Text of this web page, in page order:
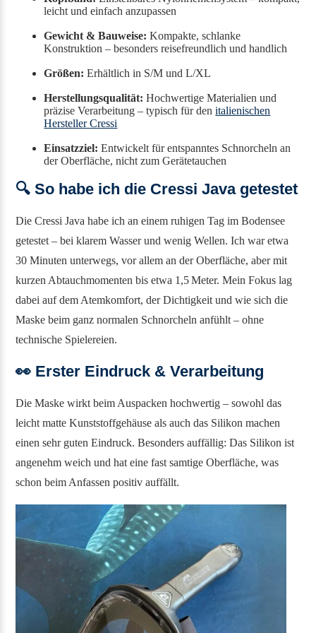
leicht und einfach anzupassen
Gewicht & Bauweise: Kompakte, schlanke
Konstruktion – besonders reisefreundlich und handlich
Größen: Erhältlich in S/M und L/XL
Herstellungsqualität: Hochwertige Materialien und
präzise Verarbeitung – typisch für denitalienischen
Hersteller Cressi
Einsatzziel: Entwickelt für entspanntes Schnorcheln an
der Oberfläche, nicht zum Gerätetauchen
🔍 So habe ich die Cressi Java getestet
Die Cressi Java habe ich an einem ruhigen Tag im Bodensee
getestet – bei klarem Wasser und wenig Wellen. Ich war etwa
30 Minuten unterwegs, vor allem an der Oberfläche, aber mit
kurzen Abtauchmomenten bis etwa 1,5 Meter. Mein Fokus lag
dabei auf dem Atemkomfort, der Dichtigkeit und wie sich die
Maske beim ganz normalen Schnorcheln anfühlt – ohne
technische Spielereien.
👀 Erster Eindruck & Verarbeitung
Die Maske wirkt beim Auspacken hochwertig – sowohl das
leicht matte Kunststoffgehäuse als auch das Silikon machen
einen sehr guten Eindruck. Besonders auffällig: Das Silikon ist
angenehm weich und hat eine fast samtige Oberfläche, was
schon beim Anfassen positiv auffällt.